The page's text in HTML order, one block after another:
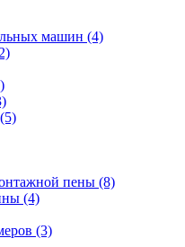
машин (4)
(5)
пены (8)
(4)
(3)